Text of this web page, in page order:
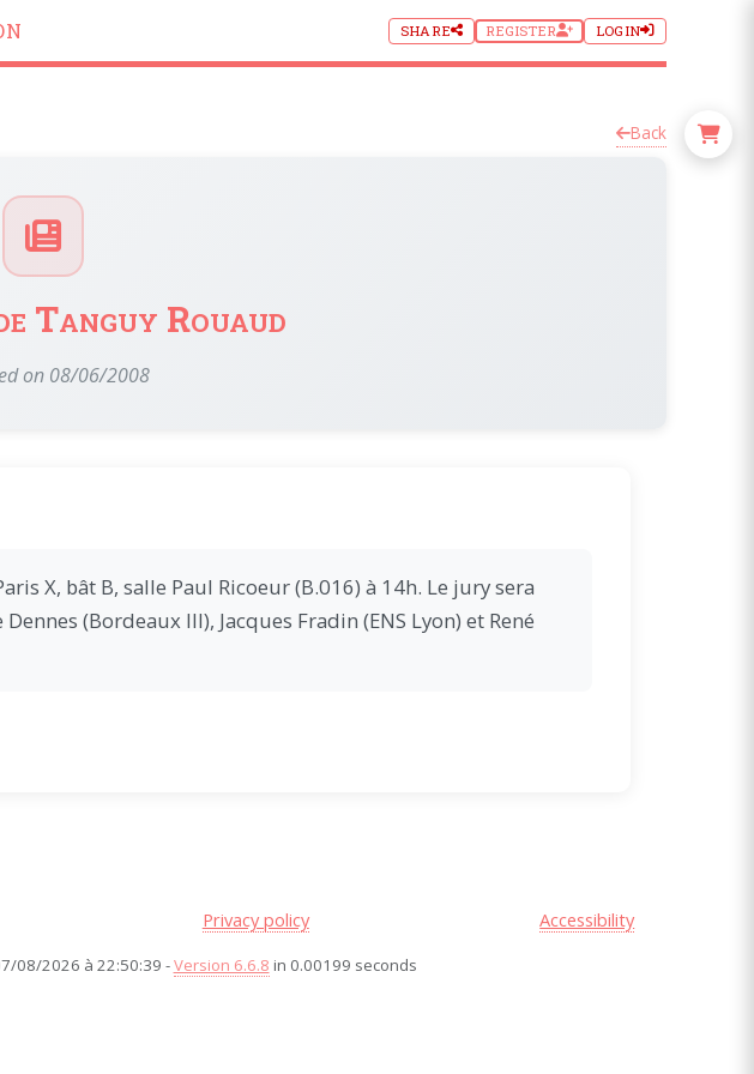
SHARE REGISTER LOGIN
Back
Tanguy Rouaud
on 08/06/2008
X, bât B, salle Paul Ricoeur (B.016) à 14h. Le jury sera
(Bordeaux III), Jacques Fradin (ENS Lyon) et René
Privacy policy Accessibility
08/2026 à 22:50:39 -Version 6.6.8 in 0.00199 seconds